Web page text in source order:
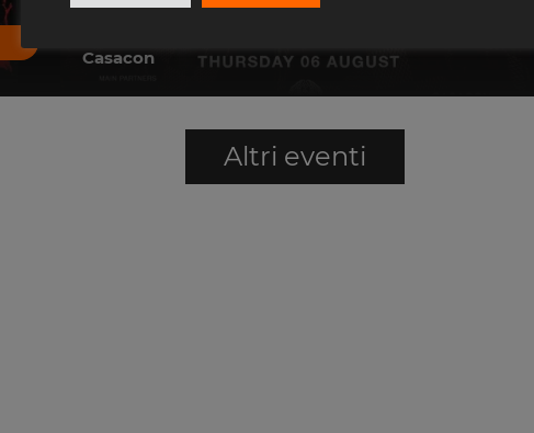
Casaloca guest
Casacon
Altri eventi